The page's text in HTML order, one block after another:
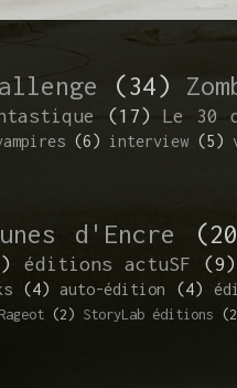
(34)
(17) Le 30
(6) interview (5)
d'Encre
éditions actuSF (9)
(4) auto-édition (4)
Rageot (2) StoryLab éditions